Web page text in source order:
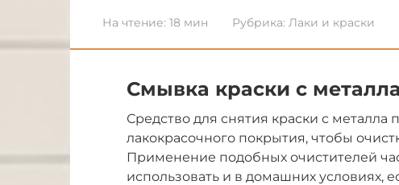
На чтение: 18 мин Рубрика: Лаки и краски
Смывка краски с
Средство для снятия краски с
лакокрасочного покрытия, чтобы
Применение подобных очистителей
использовать и в домашних условиях,